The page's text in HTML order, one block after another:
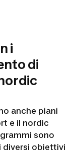
i
di
anche piani
e il nordic
sono
diversi obiettivi